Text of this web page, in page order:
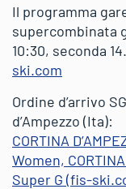
Il programma
supercombinata
10:30, seconda
ski.com
Ordine d’arrivo
d’Ampezzo (Ita):
CORTINA
Women, CORTINA
Super G (fis-